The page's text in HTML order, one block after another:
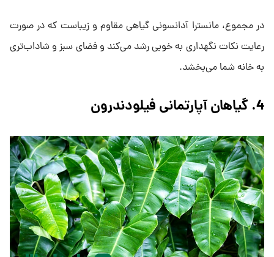
در مجموع، مانسترا آدانسونی گیاهی مقاوم و زیباست که در صورت
رعایت نکات نگهداری به خوبی رشد می‌کند و فضای سبز و شاداب‌تری
به خانه شما می‌بخشد.
4. گیاهان آپارتمانی فیلودندرون